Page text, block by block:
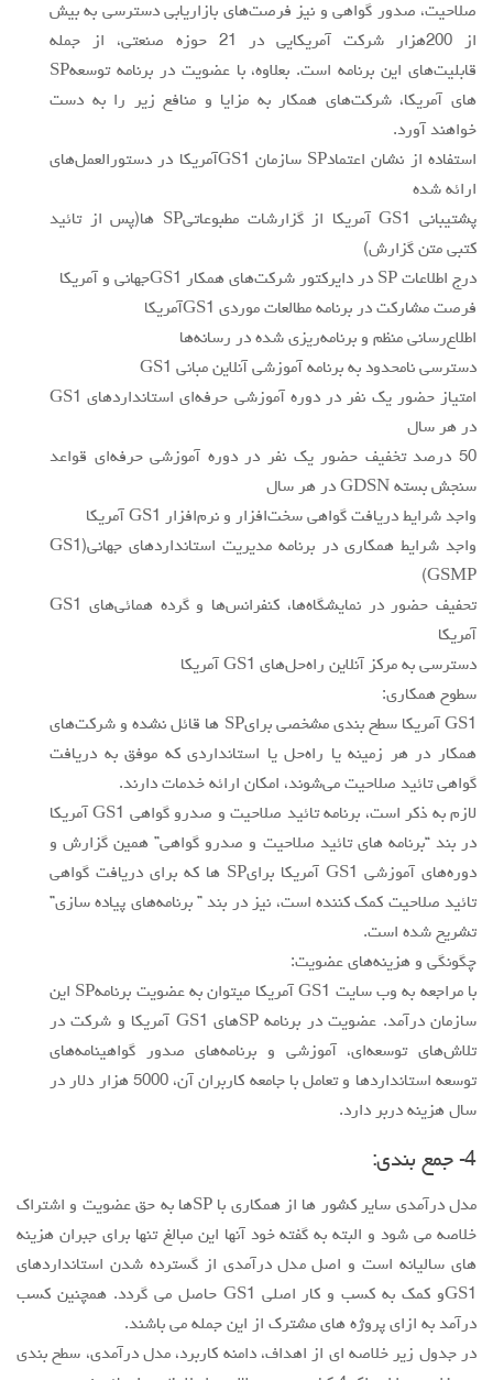
صلاحيت، صدور گواهي و نيز فرصت‌هاي بازاريابي دسترسي به بيش
از 200هزار شركت آمريكايي در 21 حوزه صنعتي، از جمله
قابليت‌هاي اين برنامه است. بعلاوه، با عضويت در برنامه توسعهSP
هاي آمريكا، شركت‌هاي همكار به مزايا و منافع زير را به دست
خواهند آورد.
استفاده از نشان اعتمادSP سازمان GS1آمريكا در دستورالعمل‌هاي
ارائه شده
پشتيباني GS1 آمريكا از گزارشات مطبوعاتيSP ها(پس از تائيد
كتبي متن گزارش)
درج اطلاعات SP در دايركتور شركت‌هاي همكار GS1جهاني و آمريكا
فرصت مشاركت در برنامه مطالعات موردي GS1آمريكا
اطلاع‌رساني منظم و برنامه‌ريزي شده در رسانه‌ها
دسترسي نامحدود به برنامه آموزشي آنلاين مباني GS1
امتياز حضور يك نفر در دوره آموزشي حرفه‌اي استانداردهاي GS1
در هر سال
50 درصد تخفيف حضور يك نفر در دوره آموزشي حرفه‌اي قواعد
سنجش بسته GDSN در هر سال
واجد شرايط دريافت گواهي سخت‌افزار و نرم‌افزار GS1 آمريكا
واجد شرايط همكاري در برنامه مديريت استانداردهاي جهاني(GS1
(GSMP
تحفيف حضور در نمايشگاه‌ها، كنفرانس‌ها و گرده ‌همائي‌هاي GS1
آمريكا
دسترسي به مركز آنلاين راه‌حل‌هاي GS1 آمريكا
سطوح همكاري:
GS1 آمريكا سطح بندي مشخصي برايSP ها قائل نشده و شركت‌هاي
همكار در هر زمينه يا راه‌حل يا استانداردي كه موفق به دريافت
گواهي تائيد صلاحيت مي‌شوند، امكان ارائه خدمات دارند.
لازم به ذكر است، برنامه تائيد صلاحيت و صدرو گواهي GS1 آمريكا
در بند “برنامه هاي تائيد صلاحيت و صدرو گواهي” همين گزارش و
دوره‌هاي آموزشي GS1 آمريكا برايSP ها كه براي دريافت گواهي
تائيد صلاحيت كمك كننده است، نيز در بند ” برنامه‌هاي پياده سازي”
تشريح شده است.
چگونگي و هزينه‌هاي عضويت:
با مراجعه به وب سايت GS1 آمريكا ميتوان به عضويت برنامهSP اين
سازمان درآمد. عضويت در برنامه SPهاي GS1 آمريكا و شركت در
تلاش‌هاي توسعه‌اي، آموزشي و برنامه‌هاي صدور گواهينامه‌هاي
توسعه استانداردها و تعامل با جامعه كاربران آن، 5000 هزار دلار در
سال هزينه دربر دارد.
4- جمع بندي:
مدل درآمدي ساير كشور ها از همكاري با SPها به حق عضويت و اشتراك
خلاصه مي شود و البته به گفته خود آنها اين مبالغ تنها براي جبران هزينه
هاي ساليانه است و اصل مدل درآمدي از گسترده شدن استانداردهاي
GS1و كمك به كسب و كار اصلي GS1 حاصل مي گردد. همچنين كسب
درآمد به ازاي پروژه هاي مشترك از اين جمله مي باشند.
در جدول زير خلاصه اي از اهداف، دامنه كاربرد، مدل درآمدي، سطح بندي